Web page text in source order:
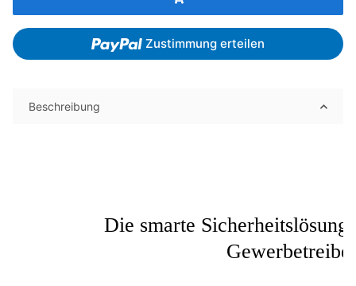
Zustimmung erteilen
Beschreibung
Die smarte